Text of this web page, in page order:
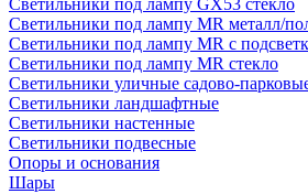
Светильники под лампу GX53 стекло
Светильники под лампу MR металл/
Светильники под лампу MR с
Светильники под лампу MR стекло
Светильники уличные садово-
Светильники ландшафтные
Светильники настенные
Светильники подвесные
Опоры и основания
Шары